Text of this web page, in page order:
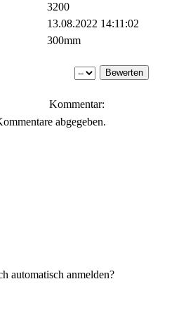
3200
13.08.2022 14:11:02
300mm
Kommentar:
abgegeben.
automatisch anmelden?